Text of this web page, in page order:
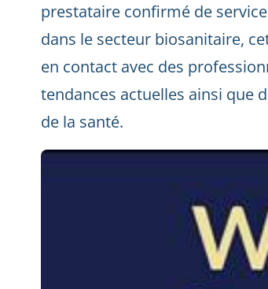
prestataire confirmé de
dans le secteur biosanitaire,
en contact avec des
tendances actuelles ainsi que
de la santé.